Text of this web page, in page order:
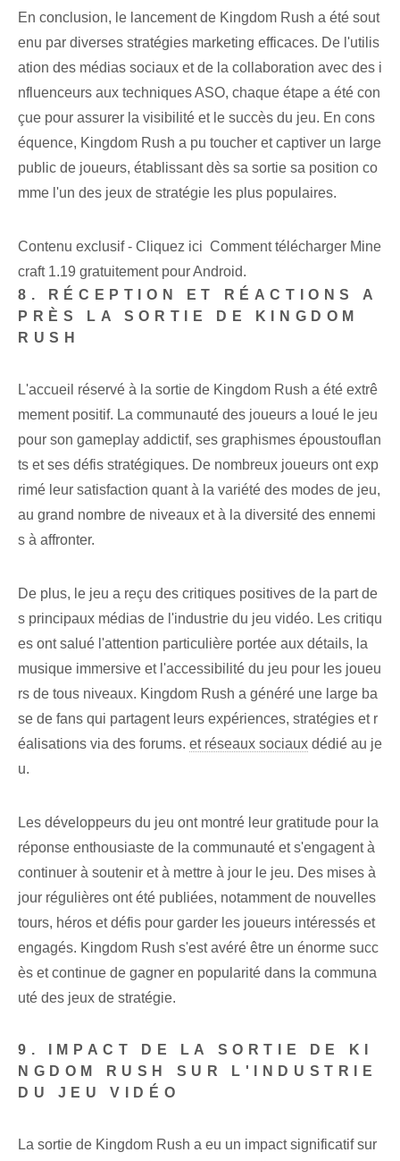
En conclusion, le lancement de Kingdom Rush a été sout
enu par diverses stratégies marketing efficaces. De l'utilis
ation des médias sociaux et de la collaboration avec des i
nfluenceurs aux techniques ASO, chaque étape a été con
çue pour assurer la visibilité et le succès du jeu. En cons
équence, Kingdom Rush a pu toucher et captiver un large
public de joueurs, établissant dès sa sortie sa position co
mme l'un des jeux de stratégie les plus populaires.
Contenu exclusif - Cliquez ici Comment télécharger Mine
craft 1.19 gratuitement pour Android.
8. RÉCEPTION ET RÉACTIONS A
PRÈS LA SORTIE DE KINGDOM
RUSH
L'accueil réservé à la sortie de Kingdom Rush a été extrê
mement positif. La communauté des joueurs a loué le jeu
pour son gameplay addictif, ses graphismes époustouflan
ts et ses défis stratégiques. De nombreux joueurs ont exp
rimé leur satisfaction quant à la variété des modes de jeu,
au grand nombre de niveaux et à la diversité des ennemi
s à affronter.
De plus, le jeu a reçu des critiques positives de la part de
s principaux médias de l'industrie du jeu vidéo. Les critiqu
es ont salué l'attention particulière portée aux détails, la
musique immersive et l'accessibilité du jeu pour les joueu
rs de tous niveaux. Kingdom Rush a généré une large ba
se de fans qui partagent leurs expériences, stratégies et r
éalisations via des forums. et réseaux sociaux dédié au je
u.
Les développeurs du jeu ont montré leur gratitude pour la
réponse enthousiaste de la communauté et s'engagent à
continuer à soutenir et à mettre à jour le jeu. Des mises à
jour régulières ont été publiées, notamment de nouvelles
tours, héros et défis pour garder les joueurs intéressés et
engagés. Kingdom Rush s'est avéré être un énorme succ
ès et continue de gagner en popularité dans la communa
uté des jeux de stratégie.
9. IMPACT DE LA SORTIE DE KI
NGDOM RUSH SUR L'INDUSTRIE
DU JEU VIDÉO
La sortie de Kingdom Rush a eu un impact significatif sur